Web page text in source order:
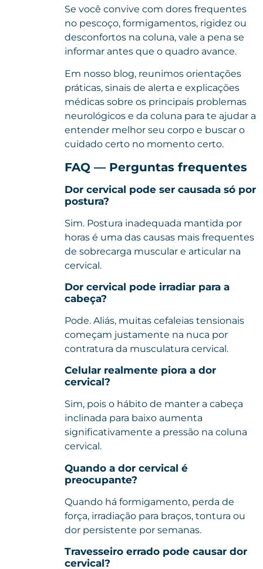
Se você convive com dores frequentes
no pescoço, formigamentos, rigidez ou
desconfortos na coluna, vale a pena se
informar antes que o quadro avance.
Em nosso blog, reunimos orientações
práticas, sinais de alerta e explicações
médicas sobre os principais problemas
neurológicos e da coluna para te ajudar a
entender melhor seu corpo e buscar o
cuidado certo no momento certo.
FAQ — Perguntas frequentes
Dor cervical pode ser causada só por
postura?
Sim. Postura inadequada mantida por
horas é uma das causas mais frequentes
de sobrecarga muscular e articular na
cervical.
Dor cervical pode irradiar para a
cabeça?
Pode. Aliás, muitas cefaleias tensionais
começam justamente na nuca por
contratura da musculatura cervical.
Celular realmente piora a dor
cervical?
Sim, pois o hábito de manter a cabeça
inclinada para baixo aumenta
significativamente a pressão na coluna
cervical.
Quando a dor cervical é
preocupante?
Quando há formigamento, perda de
força, irradiação para braços, tontura ou
dor persistente por semanas.
Travesseiro errado pode causar dor
cervical?